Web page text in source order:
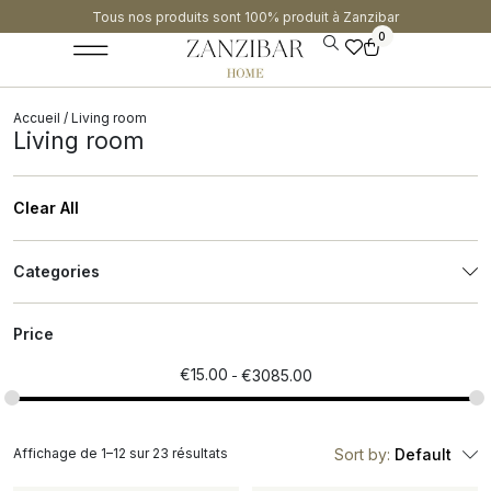
Tous nos produits sont 100% produit à Zanzibar​
0
Accueil / Living room
Living room
Clear All
Categories
Price
€15.00 €3085.00
Sort by: Default
Affichage de 1–12 sur 23 résultats